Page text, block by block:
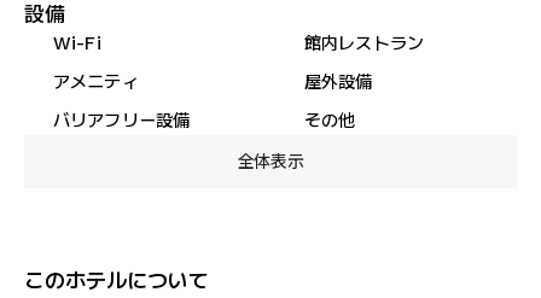
設備
Wi-Fi
館内レストラン
アメニティ
屋外設備
バリアフリー設備
その他
全体表示
このホテルについて